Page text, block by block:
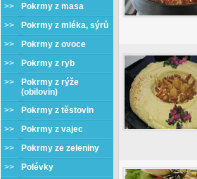
>>
Pokrmy z masa
>>
Pokrmy z mléka, sýrů
>>
Pokrmy z ovoce
>>
Pokrmy z ryb
>>
Pokrmy z rýže
(obilovin)
>>
Pokrmy z těstovin
>>
Pokrmy z vajec
>>
Pokrmy ze zeleniny
>>
Polévky